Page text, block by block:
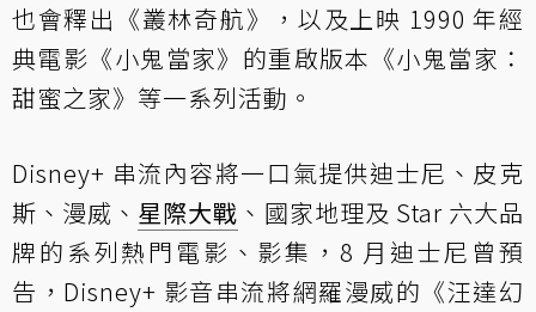
也會釋出《叢林奇航》，以及上映 1990 年經
典電影《小鬼當家》的重啟版本《小鬼當家：
甜蜜之家》等一系列活動。
Disney+ 串流內容將一口氣提供迪士尼、皮克
斯、漫威、 星際大戰 、國家地理及 Star 六大品
牌的系列熱門電影、影集，8 月迪士尼曾預
告，Disney+ 影音串流將網羅漫威的《汪達幻